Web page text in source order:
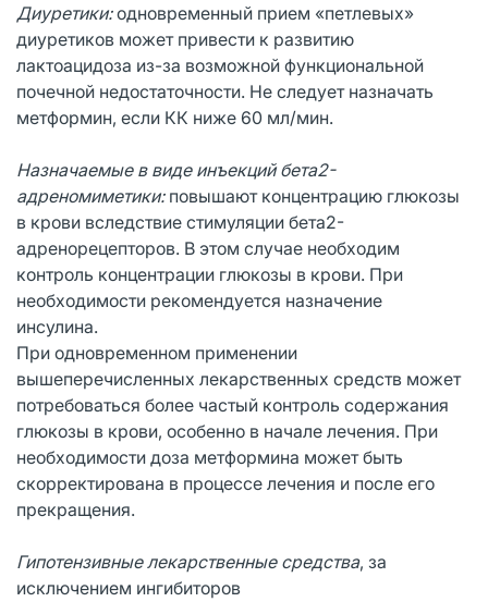
Диуретики:одновременный прием «петлевых»
диуретиков может привести к развитию
лактоацидоза из-за возможной функциональной
почечной недостаточности. Не следует назначать
метформин, если КК ниже 60 мл/мин.
Назначаемые в виде инъекций бета2-
адреномиметики:повышают концентрацию глюкозы
в крови вследствие стимуляции бета2-
адренорецепторов. В этом случае необходим
контроль концентрации глюкозы в крови. При
необходимости рекомендуется назначение
инсулина.
При одновременном применении
вышеперечисленных лекарственных средств может
потребоваться более частый контроль содержания
глюкозы в крови, особенно в начале лечения. При
необходимости доза метформина может быть
скорректирована в процессе лечения и после его
прекращения.
Гипотензивные лекарственные средства, за
исключением ингибиторов